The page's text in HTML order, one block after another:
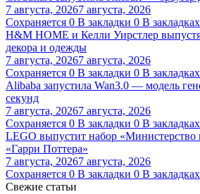
7 августа, 20267 августа, 2026
Сохраняется 0 В закладки 0 В закладках
H&M HOME и Келли Уирстлер
декора и одежды
7 августа, 20267 августа, 2026
Сохраняется 0 В закладки 0 В закладках
Alibaba запустила Wan3.0 — модель
секунд
7 августа, 20267 августа, 2026
Сохраняется 0 В закладки 0 В закладках
LEGO выпустит набор «Министерство
«Гарри Поттера»
7 августа, 20267 августа, 2026
Сохраняется 0 В закладки 0 В закладках
Свежие статьи